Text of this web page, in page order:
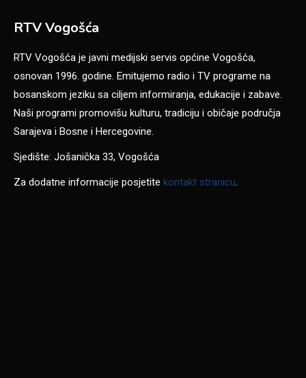
RTV Vogošća
RTV Vogošća je javni medijski servis općine Vogošća,
osnovan 1996. godine. Emitujemo radio i TV programe na
bosanskom jeziku sa ciljem informiranja, edukacije i zabave.
Naši programi promovišu kulturu, tradiciju i običaje područja
Sarajeva i Bosne i Hercegovine.
Sjedište: Jošanička 33, Vogošća
Za dodatne informacije posjetite kontakt stranicu.